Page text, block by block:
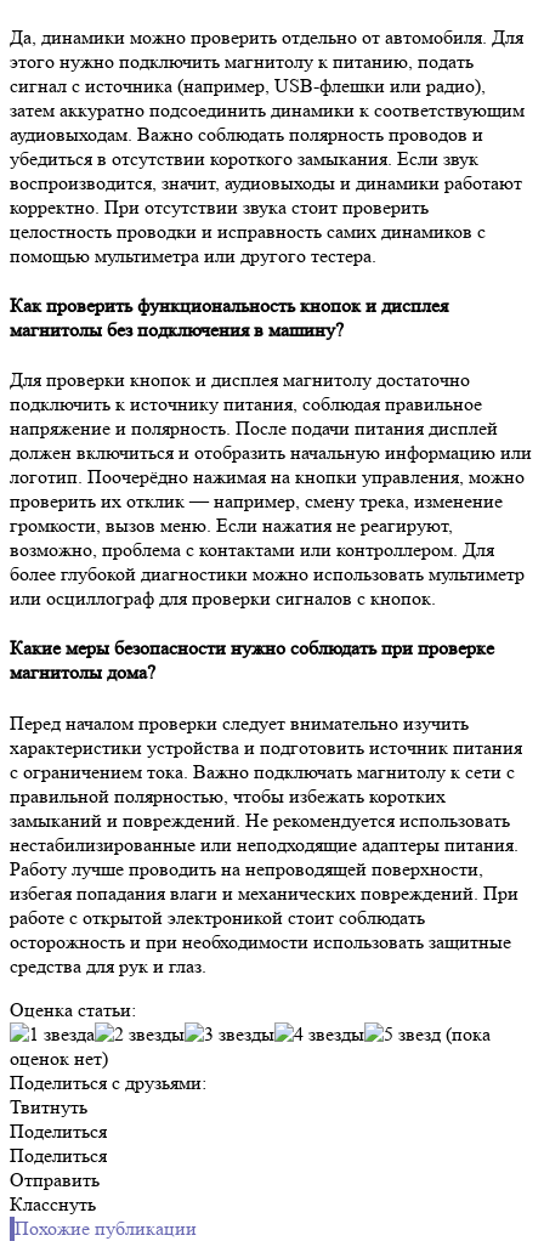
Да, динамики можно проверить отдельно от автомобиля. Для
этого нужно подключить магнитолу к питанию, подать
сигнал с источника (например, USB-флешки или радио),
затем аккуратно подсоединить динамики к соответствующим
аудиовыходам. Важно соблюдать полярность проводов и
убедиться в отсутствии короткого замыкания. Если звук
воспроизводится, значит, аудиовыходы и динамики работают
корректно. При отсутствии звука стоит проверить
целостность проводки и исправность самих динамиков с
помощью мультиметра или другого тестера.
Как проверить функциональность кнопок и дисплея
магнитолы без подключения в машину?
Для проверки кнопок и дисплея магнитолу достаточно
подключить к источнику питания, соблюдая правильное
напряжение и полярность. После подачи питания дисплей
должен включиться и отобразить начальную информацию или
логотип. Поочерёдно нажимая на кнопки управления, можно
проверить их отклик — например, смену трека, изменение
громкости, вызов меню. Если нажатия не реагируют,
возможно, проблема с контактами или контроллером. Для
более глубокой диагностики можно использовать мультиметр
или осциллограф для проверки сигналов с кнопок.
Какие меры безопасности нужно соблюдать при проверке
магнитолы дома?
Перед началом проверки следует внимательно изучить
характеристики устройства и подготовить источник питания
с ограничением тока. Важно подключать магнитолу к сети с
правильной полярностью, чтобы избежать коротких
замыканий и повреждений. Не рекомендуется использовать
нестабилизированные или неподходящие адаптеры питания.
Работу лучше проводить на непроводящей поверхности,
избегая попадания влаги и механических повреждений. При
работе с открытой электроникой стоит соблюдать
осторожность и при необходимости использовать защитные
средства для рук и глаз.
Оценка статьи:
(пока
оценок нет)
Поделиться с друзьями:
Твитнуть
Поделиться
Поделиться
Отправить
Класснуть
Похожие публикации